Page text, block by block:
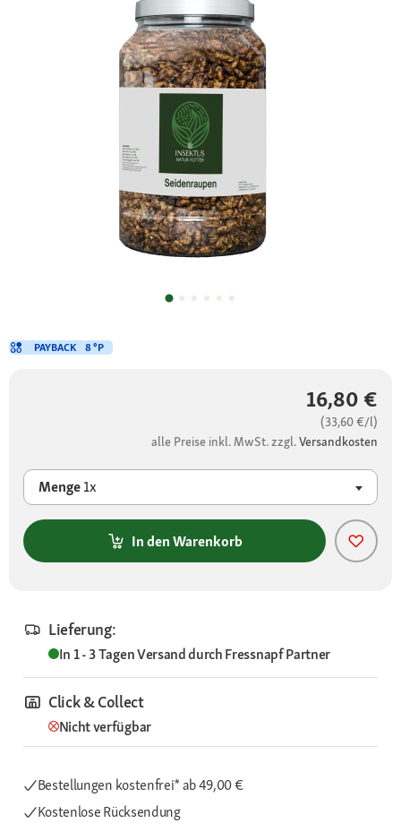
16,80 €
(33,60 €/l)
alle Preise inkl. MwSt. zzgl.Versandkosten
Menge1x
In den Warenkorb
Lieferung:
In 1 - 3 TagenVersand durchFressnapf Partner
Click & Collect
Nicht verfügbar
Bestellungen kostenfrei*ab 49,00 €
Kostenlose Rücksendung
PAYBACK 8 °P